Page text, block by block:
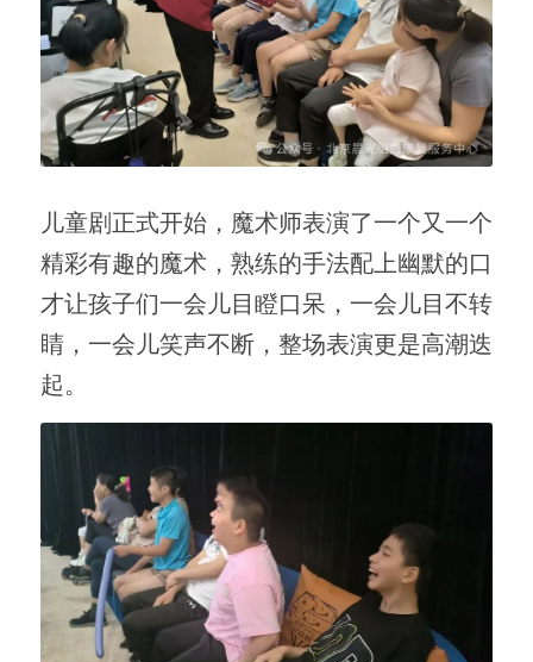
儿童剧正式开始，魔术师表演了一个又一个
精彩有趣的魔术，熟练的手法配上幽默的口
才让孩子们一会儿目瞪口呆，一会儿目不转
睛，一会儿笑声不断，整场表演更是高潮迭
起。